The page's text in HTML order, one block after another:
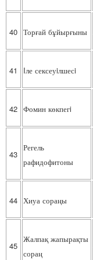
40 Торғай бұйырғыны
41 Iле сексеуiлшесi
42 Фомин көкпегi
43
Регель
рафидофитоны
44 Хиуа сораңы
45
Жалпақ жапырақты
сораң